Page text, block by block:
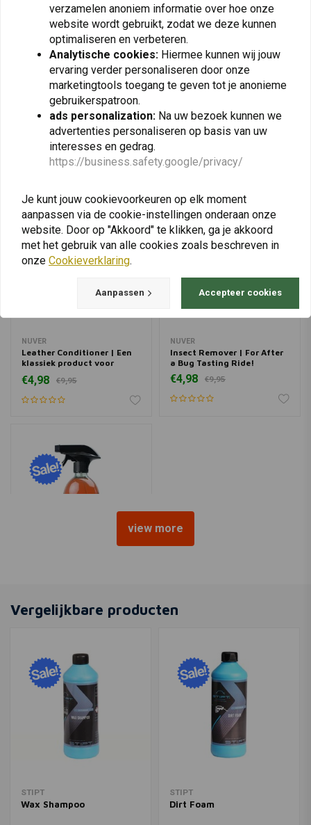
Copper Grease | An Anti-
Seize & Multi-Grease
Solution
€3,61 €5,95
NUVER
Leather Conditioner | Een
klassiek product voor
polijsten en beschermen
€4,98
View more
NUVER
Leather Conditioner | Een
klassiek product voor
polijsten en beschermen
€4,98 €9,95
NUVER
Insect Remover | For After
a Bug Tasting Ride!
€4,98 €9,95
Good Old Engine Degreaser
€4,98 €9,95
view more
Vergelijkbare producten
STIPT
Wax Shampoo
STIPT
Dirt Foam
verzamelen anoniem informatie over hoe onze
website wordt gebruikt, zodat we deze kunnen
optimaliseren en verbeteren.
Analytische cookies: Hiermee kunnen wij jouw
ervaring verder personaliseren door onze
marketingtools toegang te geven tot je anonieme
gebruikerspatroon.
ads personalization: Na uw bezoek kunnen we
advertenties personaliseren op basis van uw
interesses en gedrag.
https://business.safety.google/privacy/
Je kunt jouw cookievoorkeuren op elk moment
aanpassen via de cookie-instellingen onderaan onze
website. Door op "Akkoord" te klikken, ga je akkoord
met het gebruik van alle cookies zoals beschreven in
onze Cookieverklaring.
Aanpassen Accepteer cookies